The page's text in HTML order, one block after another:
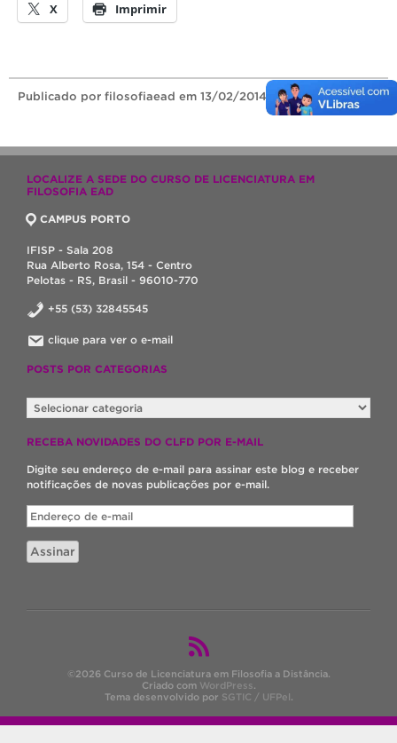
X Imprimir
Publicado por filosofiaead em 13/02/2014.
LOCALIZE A SEDE DO CURSO DE LICENCIATURA EM
FILOSOFIA EAD
CAMPUS PORTO
IFISP - Sala 208
Rua Alberto Rosa, 154 - Centro
Pelotas - RS, Brasil - 96010-770
+55 (53) 32845545
clique para ver o e-mail
POSTS POR CATEGORIAS
POR
CATEGORIAS
RECEBA NOVIDADES DO CLFD POR E-MAIL
Digite seu endereço de e-mail para assinar este blog e receber
notificações de novas publicações por e-mail.
Endereço
de
e-
mail
Assinar
©2026 Curso de Licenciatura em Filosofia a Distância.
Criado com WordPress.
Tema desenvolvido por SGTIC / UFPel.